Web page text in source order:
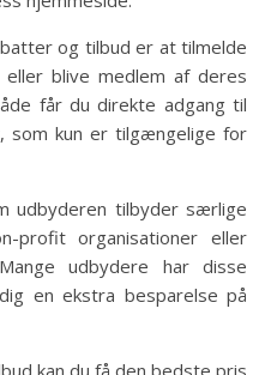
og tilbud er at tilmelde
blive medlem af deres
får du direkte adgang til
som kun er tilgængelige for
udbyderen tilbyder særlige
profit organisationer eller
udbydere har disse
en ekstra besparelse på